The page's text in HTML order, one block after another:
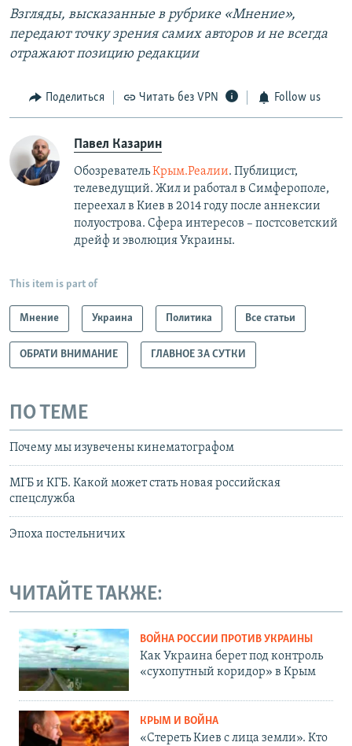
Взгляды, высказанные в рубрике «Мнение»,
передают точку зрения самих авторов и не всегда
отражают позицию редакции
Поделиться Читать без VPN Follow us
Павел Казарин
ОбозревательКрым.Реалии. Публицист,
телеведущий. Жил и работал в Симферополе,
переехал в Киев в 2014 году после аннексии
полуострова. Сфера интересов – постсоветский
дрейф и эволюция Украины.
This item is part of
Мнение Украина Политика Все статьи
ОБРАТИ ВНИМАНИЕ ГЛАВНОЕ ЗА СУТКИ
ПО ТЕМЕ
Почему мы изувечены кинематографом
МГБ и КГБ. Какой может стать новая российская
спецслужба
Эпоха постельничих
ЧИТАЙТЕ ТАКЖЕ:
ВОЙНА РОССИИ ПРОТИВ УКРАИНЫ
Как Украина берет под контроль
«сухопутный коридор» в Крым
КРЫМ И ВОЙНА
«Стереть Киев с лица земли». Кто